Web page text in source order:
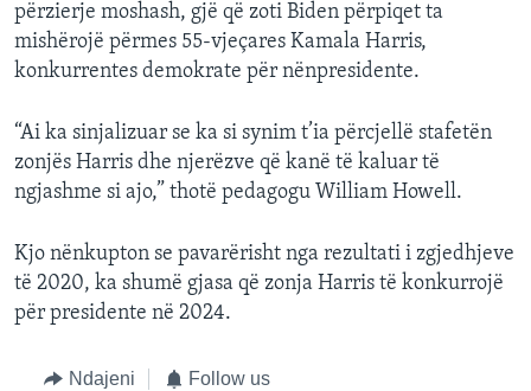
përzierje moshash, gjë që zoti Biden përpiqet ta
mishërojë përmes 55-vjeçares Kamala Harris,
konkurrentes demokrate për nënpresidente.
“Ai ka sinjalizuar se ka si synim t’ia përcjellë stafetën
zonjës Harris dhe njerëzve që kanë të kaluar të
ngjashme si ajo,” thotë pedagogu William Howell.
Kjo nënkupton se pavarërisht nga rezultati i zgjedhjeve
të 2020, ka shumë gjasa që zonja Harris të konkurrojë
për presidente në 2024.
Ndajeni Follow us